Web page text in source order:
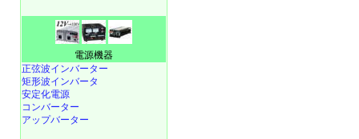
電源機器
正弦波インバーター
矩形波インバータ
安定化電源
コンバーター
アップバーター